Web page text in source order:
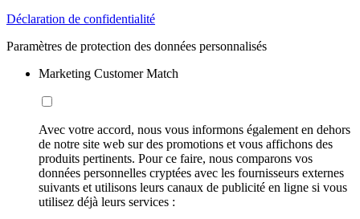
Déclaration de confidentialité
Paramètres de protection des données personnalisés
Marketing Customer Match
Avec votre accord, nous vous informons également en dehors
de notre site web sur des promotions et vous affichons des
produits pertinents. Pour ce faire, nous comparons vos
données personnelles cryptées avec les fournisseurs externes
suivants et utilisons leurs canaux de publicité en ligne si vous
utilisez déjà leurs services :